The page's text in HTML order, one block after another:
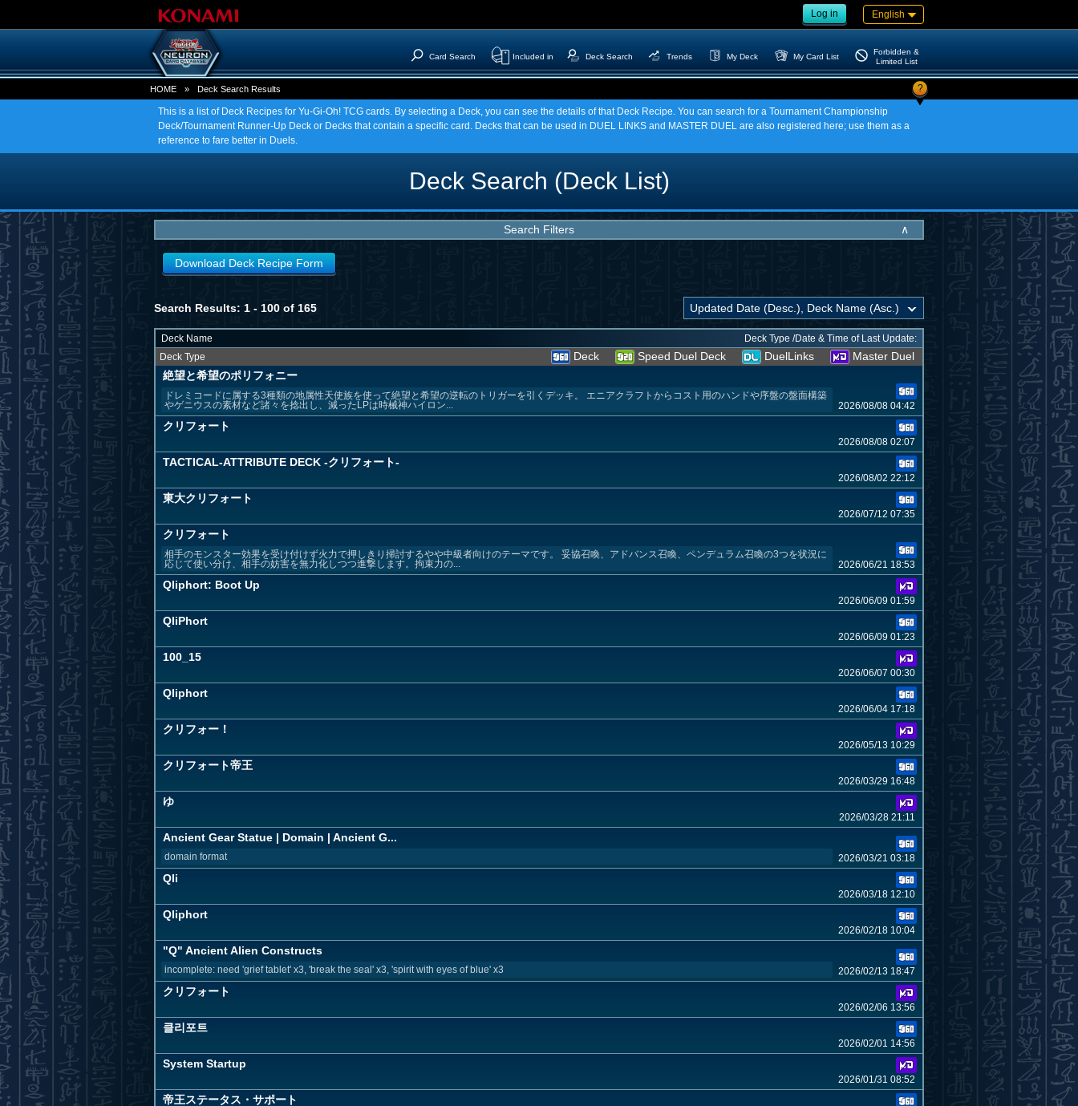
Log in English
Card Search Included in Deck Search Trends My Deck My Card List
Forbidden &
Limited List
HOME » Deck Search Results ?
This is a list of Deck Recipes for Yu-Gi-Oh! TCG cards. By selecting a Deck, you can see the details of that Deck Recipe. You can search for a Tournament Championship
Deck/Tournament Runner-Up Deck or Decks that contain a specific card. Decks that can be used in DUEL LINKS and MASTER DUEL are also registered here; use them as a
reference to fare better in Duels.
Deck Search (Deck List)
Search Filters ∧
Download Deck Recipe Form
Search Results: 1 - 100 of 165
Deck Name
Deck Type /Date & Time of Last Update:
Deck Type
Deck Speed Duel Deck DuelLinks
Master Duel
絶望と希望のポリフォニー
ドレミコードに属する3種類の地属性天使族を使って絶望と希望の逆転のトリガーを引くデッキ。 エニアクラフトからコスト用のハンドや序盤の盤面構築
やゲニウスの素材など諸々を捻出し、減ったLPは時械神ハイロン...
2026/08/08 04:42
クリフォート
2026/08/08 02:07
TACTICAL-ATTRIBUTE DECK -クリフォート-
2026/08/02 22:12
東大クリフォート
2026/07/12 07:35
クリフォート
相手のモンスター効果を受け付けず火力で押しきり掃討するやや中級者向けのテーマです。 妥協召喚、アドバンス召喚、ペンデュラム召喚の3つを状況に
応じて使い分け、相手の妨害を無力化しつつ進撃します。拘束力の...
2026/06/21 18:53
Qliphort: Boot Up
2026/06/09 01:59
QliPhort
2026/06/09 01:23
100_15
2026/06/07 00:30
Qliphort
2026/06/04 17:18
クリフォー！
2026/05/13 10:29
クリフォート帝王
2026/03/29 16:48
ゆ
2026/03/28 21:11
Ancient Gear Statue | Domain | Ancient G...
domain format 2026/03/21 03:18
Qli
2026/03/18 12:10
Qliphort
2026/02/18 10:04
"Q" Ancient Alien Constructs
incomplete: need 'grief tablet' x3, 'break the seal' x3, 'spirit with eyes of blue' x3 2026/02/13 18:47
クリフォート
2026/02/06 13:56
클리포트
2026/02/01 14:56
System Startup
2026/01/31 08:52
帝王ステータス・サポート